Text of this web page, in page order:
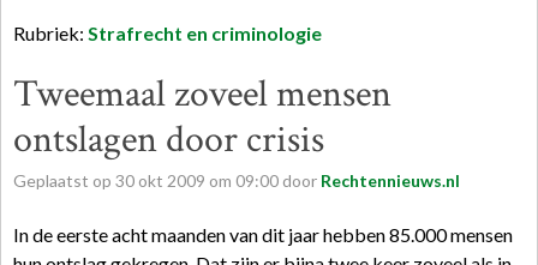
Rubriek: Strafrecht en criminologie
Tweemaal zoveel mensen
ontslagen door crisis
Geplaatst op 30 okt 2009 om 09:00 door Rechtennieuws.nl
In de eerste acht maanden van dit jaar hebben 85.000 mensen